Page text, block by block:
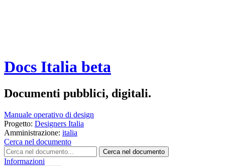
Docs Italia beta
Documenti pubblici, digitali.
Manuale operativo di design
Progetto: Designers Italia
Amministrazione: italia
Cerca nel documento
Cerca nel documento
Informazioni